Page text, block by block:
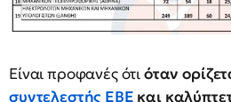
Είναι προφανές ότιόταν
συντελεστής ΕΒΕ και